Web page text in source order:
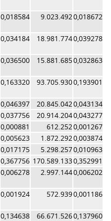
0,018584 9.023.4920,018672
0,034184 18.981.7740,039278
0,036500 15.881.6850,032863
0,163320 93.705.9300,193901
0,046397 20.845.0420,043134
0,037756 20.914.2040,043277
0,000881 612.2520,001267
0,005623 1.872.2920,003874
0,017175 5.298.2570,010963
0,367756 170.589.1330,352991
0,006278 2.997.1440,006202
0,001924 572.9390,001186
0,134638 66.671.5260,137960